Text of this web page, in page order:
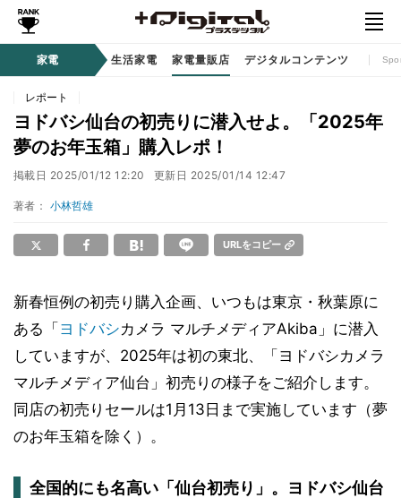
家電
計 / ウェアラブル 生活家電 家電量販店 デジタルコンテンツ
レポート
ヨドバシ仙台の初売りに潜入せよ。「2025年
夢のお年玉箱」購入レポ！
掲載日 2025/01/12 12:20 更新日 2025/01/14 12:47
著者： 小林哲雄
URLをコピー
新春恒例の初売り購入企画、いつもは東京・秋葉原に
ある「 ヨドバシカメラ マルチメディアAkiba」に潜入
していますが、2025年は初の東北、「ヨドバシカメラ
マルチメディア仙台」初売りの様子をご紹介します。
同店の初売りセールは1月13日まで実施しています（夢
のお年玉箱を除く）。
全国的にも名高い「仙台初売り」。ヨドバシ仙台